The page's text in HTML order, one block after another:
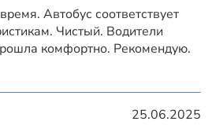
Автобус соответствует
Чистый. Водители
комфортно. Рекомендую.
25.06.2025